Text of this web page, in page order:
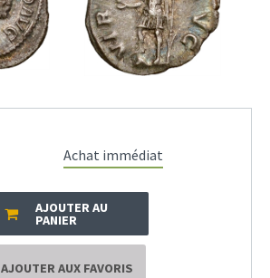
Achat immédiat
AJOUTER AU
PANIER
AJOUTER AUX FAVORIS